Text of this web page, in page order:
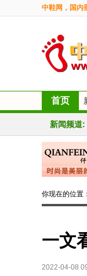
中鞋网，国内
首页
新闻频道:
你现在的位置：
一文
2022-04-08